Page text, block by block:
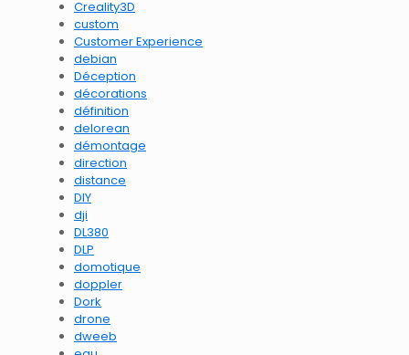
Creality3D
custom
Customer Experience
debian
Déception
décorations
définition
delorean
démontage
direction
distance
DIY
dji
DL380
DLP
domotique
doppler
Dork
drone
dweeb